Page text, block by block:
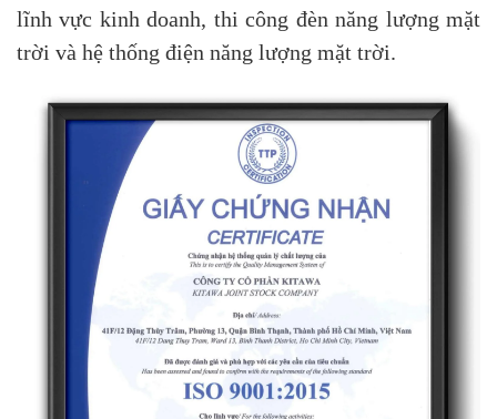
lĩnh vực kinh doanh, thi công đèn năng lượng mặt
trời và hệ thống điện năng lượng mặt trời.